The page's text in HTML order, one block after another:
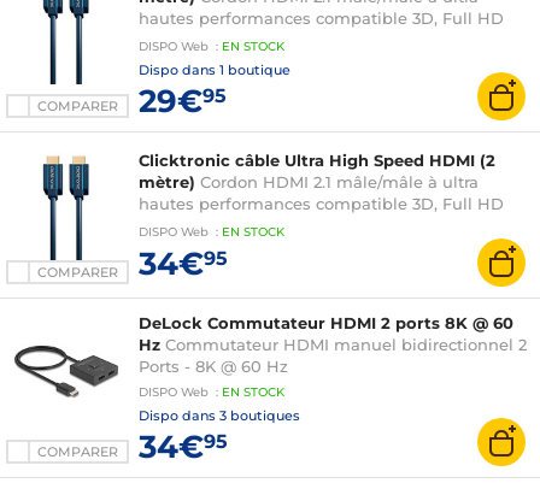
COMPARER
hautes performances compatible 3D, Full HD
(1080p), Ultra HD 4K (2160p) et Ultra HD 8K
(4320p)
DISPO Web : EN STOCK
Dispo dans 1 boutique
29€95
COMPARER
Clicktronic câble Ultra High Speed HDMI (2
mètre) Cordon HDMI 2.1 mâle/mâle à ultra
hautes performances compatible 3D, Full HD
(1080p), Ultra HD 4K (2160p) et Ultra HD 8K
DISPO Web : EN STOCK
34€95
COMPARER
DeLock Commutateur HDMI 2 ports 8K @ 60
Hz Commutateur HDMI manuel bidirectionnel 2
Ports - 8K @ 60 Hz
DISPO Web : EN STOCK
Dispo dans 3 boutiques
34€95